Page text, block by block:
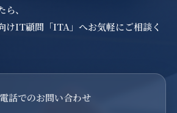
、
けIT顧問「ITA」へお気軽にご相談く
話でのお問い合わせ